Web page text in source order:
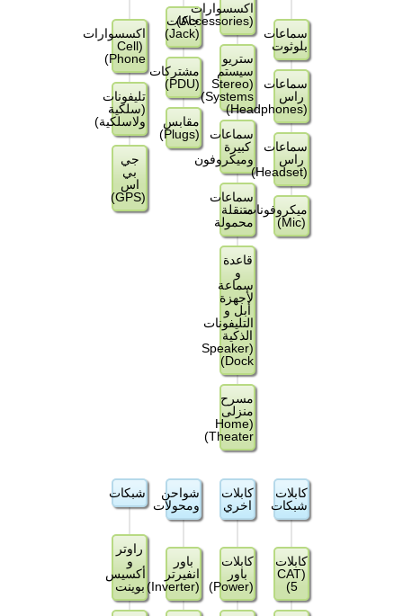
اكسسوارات
(Cell
Phone)
تليفونات
(سلكية
ولاسلكية)
جي
بي
اس
(GPS)
جاكات
(Jack)
مشتركات
(PDU)
مقابس
(Plugs)
اكسسوارات
(Accessories)
ستريو
سيستم
(Stereo
Systems)
سماعات
كبيرة
وميكروفون
سماعات
متنقلة
محمولة
قاعدة
و
سماعة
لأجهزة
أبل و
التليفونات
الذكية
(Speaker
Dock)
مسرح
منزلى
(Home
Theater)
سماعات
بلوثوت
سماعات
راس
(Headphones)
سماعات
راس
(Headset)
ميكروفونات
(Mic)
شبكات
راوتر
و
أكسيس
بوينت
شواحن
ومحولات
باور
انفيرتر
(Inverter)
كابلات
اخري
كابلات
باور
(Power)
كابلات
شبكات
كابلات
(CAT
5)